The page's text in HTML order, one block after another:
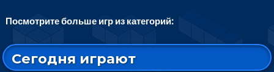
Посмотрите больше игр из категорий:
Сегодня играют